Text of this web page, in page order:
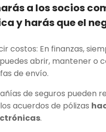
a los socios
y harás que el
costos: En finanzas,
abrir, mantener o
de envío.
de seguros pueden
acuerdos de pólizas
.